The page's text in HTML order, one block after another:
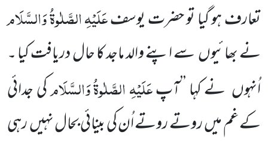
تعارف ہو گیا تو حضرت یوسفعَلَیْہِ الصَّلٰوۃُ وَالسَّلَام
نے بھائیوں سے اپنے والد ماجد کا حال دریافت کیا ۔
اُنہوں نے کہا ’’آپعَلَیْہِ الصَّلٰوۃُ وَالسَّلَامکی جدائی
کے غم میں روتے روتے اُن کی بینائی بحال نہیں رہی